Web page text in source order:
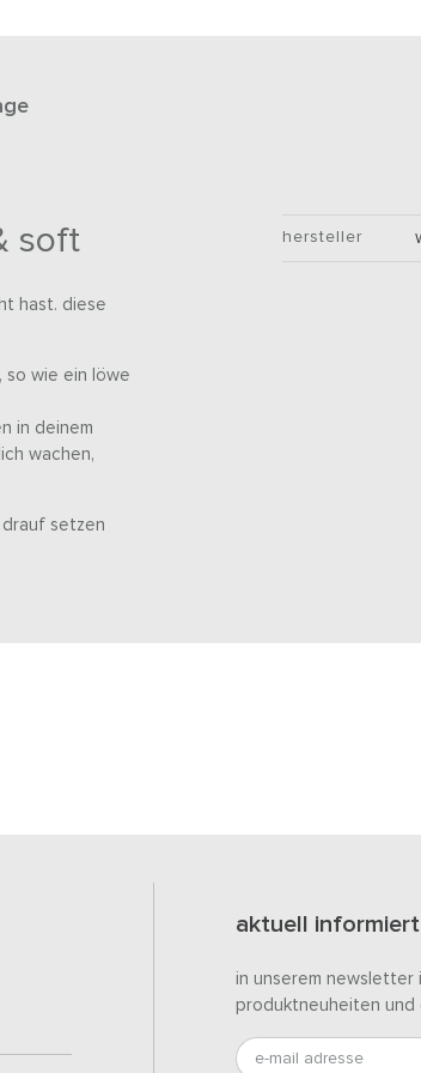
soft
hast. diese
so wie ein löwe
in deinem
wachen,
drauf setzen
hersteller
aktuell informiert
in unserem newsletter
produktneuheiten und
e-mail adresse